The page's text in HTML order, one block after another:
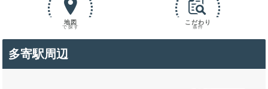
地図
で探す
こだわり
条件
多寄駅周辺